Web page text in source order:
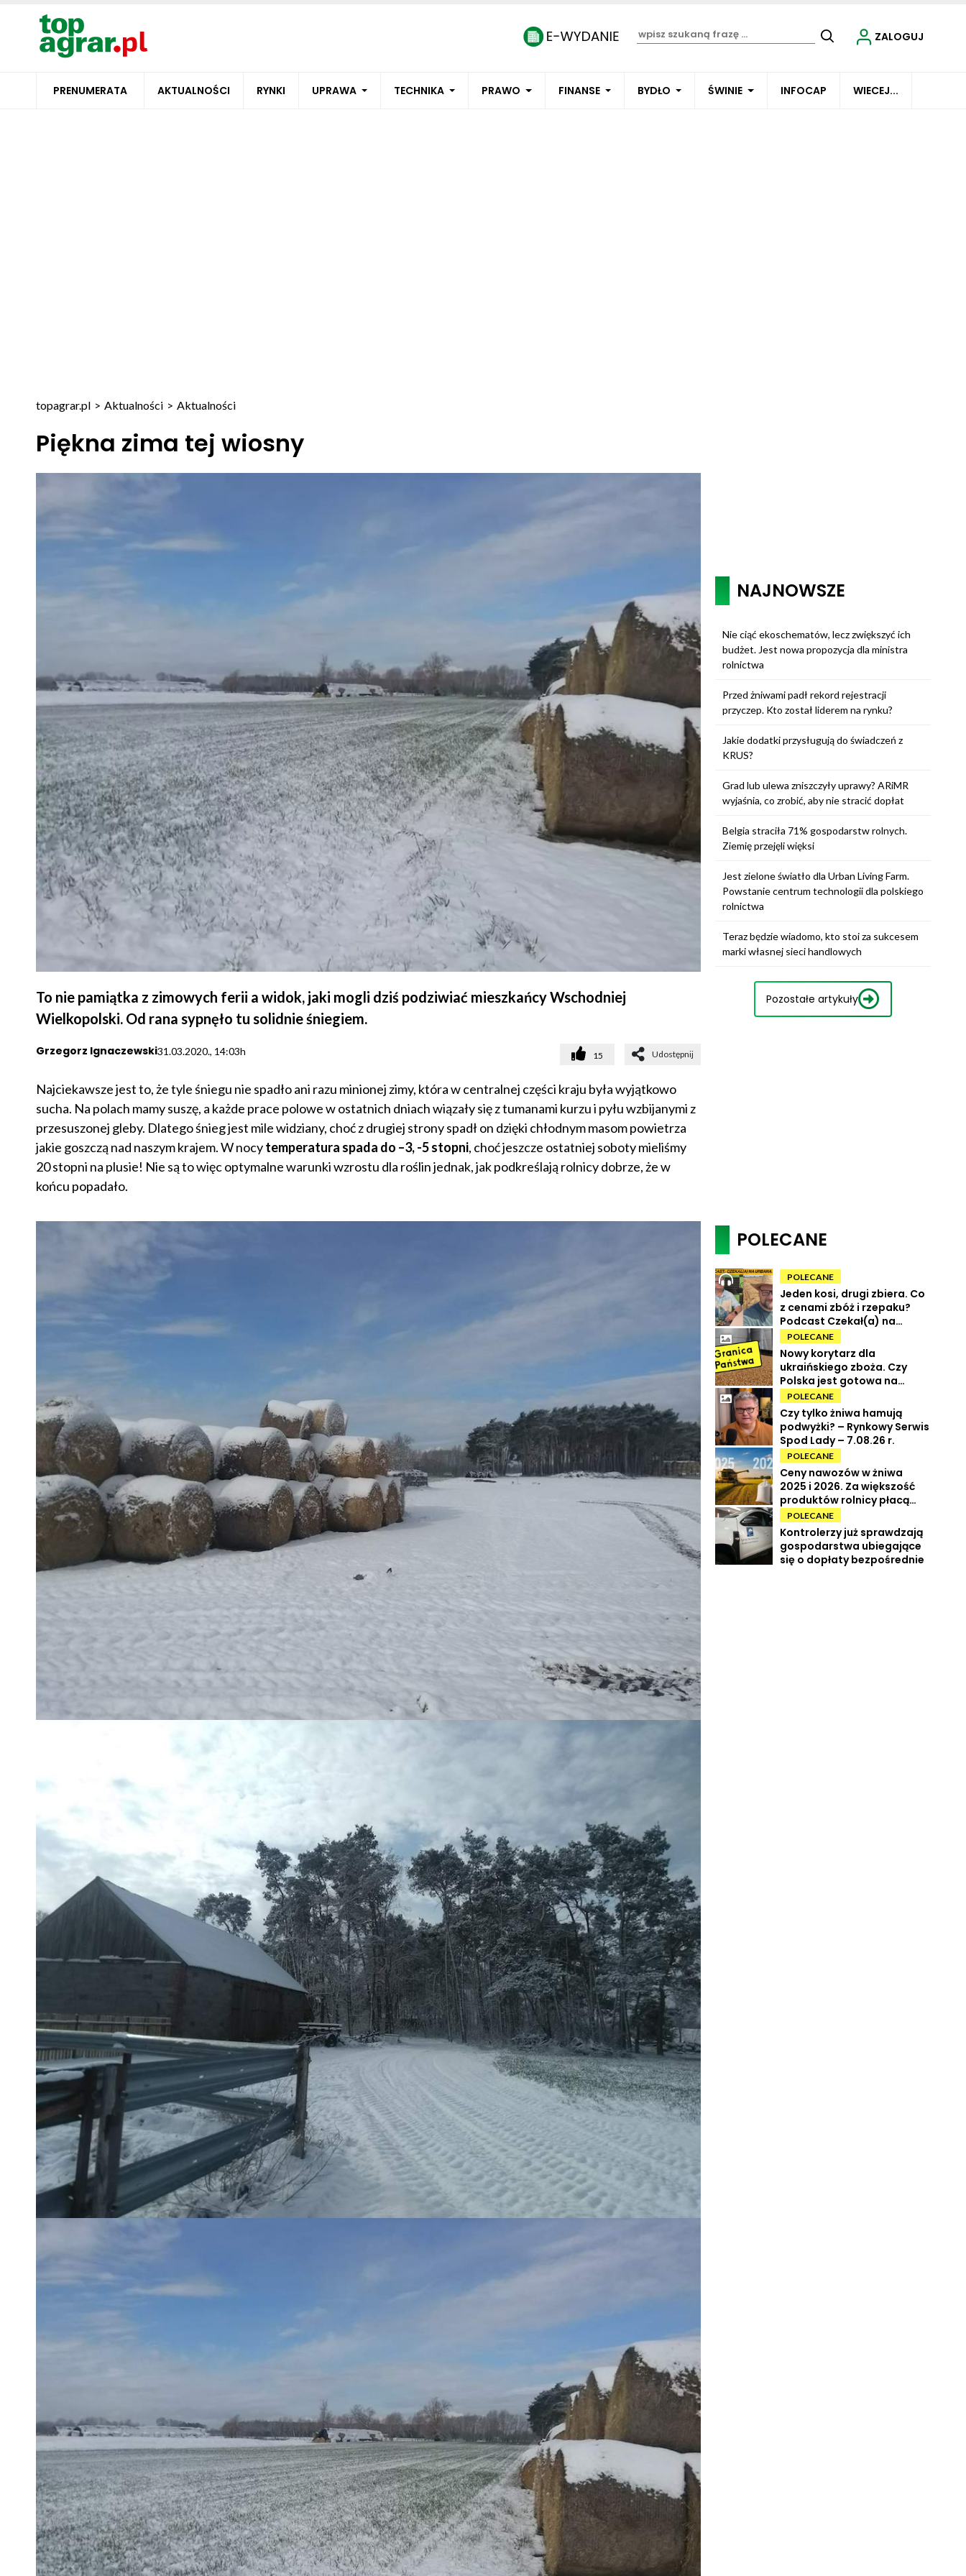
PRENUMERATA AKTUALNOŚCI RYNKI UPRAWA TECHNIKA PRAWO FINANSE BYDŁO ŚWINIE INFOCAP WIECEJ...
ZALOGUJ
topagrar.pl > Aktualności > Aktualności
Piękna zima tej wiosny
To nie pamiątka z zimowych ferii a widok, jaki mogli dziś podziwiać mieszkańcy Wschodniej
Wielkopolski. Od rana sypnęło tu solidnie śniegiem.
Grzegorz Ignaczewski31.03.2020., 14:03h 15 Udostępnij
Najciekawsze jest to, że tyle śniegu nie spadło ani razu minionej zimy, która w centralnej części kraju była wyjątkowo
sucha. Na polach mamy suszę, a każde prace polowe w ostatnich dniach wiązały się z tumanami kurzu i pyłu wzbijanymi z
przesuszonej gleby. Dlatego śnieg jest mile widziany, choć z drugiej strony spadł on dzięki chłodnym masom powietrza
jakie goszczą nad naszym krajem. W nocytemperatura spada do –3, -5 stopni, choć jeszcze ostatniej soboty mieliśmy
20 stopni na plusie! Nie są to więc optymalne warunki wzrostu dla roślin jednak, jak podkreślają rolnicy dobrze, że w
końcu popadało.
NAJNOWSZE
Nie ciąć ekoschematów, lecz zwiększyć ich
budżet. Jest nowa propozycja dla ministra
rolnictwa
Przed żniwami padł rekord rejestracji
przyczep. Kto został liderem na rynku?
Jakie dodatki przysługują do świadczeń z
KRUS?
Grad lub ulewa zniszczyły uprawy? ARiMR
wyjaśnia, co zrobić, aby nie stracić dopłat
Belgia straciła 71% gospodarstw rolnych.
Ziemię przejęli więksi
Jest zielone światło dla Urban Living Farm.
Powstanie centrum technologii dla polskiego
rolnictwa
Teraz będzie wiadomo, kto stoi za sukcesem
marki własnej sieci handlowych
Pozostałe artykuły
POLECANE
POLECANE
Jeden kosi, drugi zbiera. Co
z cenami zbóż i rzepaku?
Podcast Czekał(a) na
Urbana odc. 73
POLECANE
Nowy korytarz dla
ukraińskiego zboża. Czy
Polska jest gotowa na
powrót tranzytu?
POLECANE
Czy tylko żniwa hamują
podwyżki? – Rynkowy Serwis
Spod Lady – 7.08.26 r.
POLECANE
Ceny nawozów w żniwa
2025 i 2026. Za większość
produktów rolnicy płacą
więcej
POLECANE
Kontrolerzy już sprawdzają
gospodarstwa ubiegające
się o dopłaty bezpośrednie